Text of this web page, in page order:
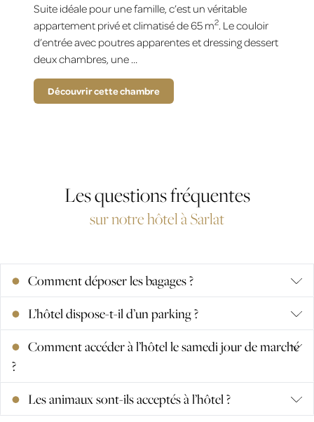
Suite idéale pour une famille, c’est un véritable
appartement privé et climatisé de 65 m2 . Le couloir
d’entrée avec poutres apparentes et dressing dessert
deux chambres, une …
Découvrir cette chambre
Les questions fréquentes
sur notre hôtel à Sarlat
Comment déposer les bagages ?
L’hôtel dispose-t-il d’un parking ?
Comment accéder à l’hôtel le samedi jour de marché
?
Les animaux sont-ils acceptés à l’hôtel ?